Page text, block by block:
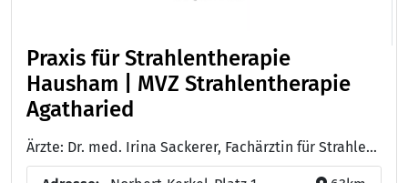
Praxis für Strahlentherapie
Hausham | MVZ Strahlentherapie
Agatharied
Ärzte: Dr. med. Irina Sackerer, Fachärztin für Strahlentherapie, ärztliche Leiterin und Geschäftsführerin - Dr. med. Christine S. Heinrich, Fachärztin für Strahlentherapie und Palliativmedizin